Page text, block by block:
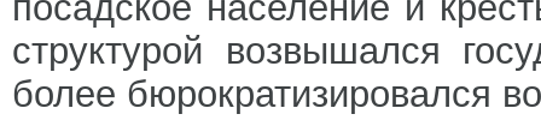
структурой возвышался
более бюрократизировался